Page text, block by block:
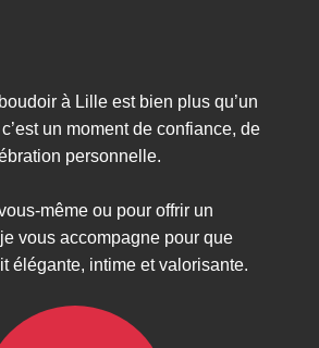
à Lille est bien plus qu’un
un moment de confiance, de
personnelle.
même ou pour offrir un
vous accompagne pour que
élégante, intime et valorisante.